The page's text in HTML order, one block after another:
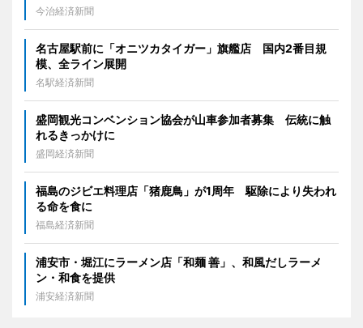
今治経済新聞
名古屋駅前に「オニツカタイガー」旗艦店 国内2番目規
模、全ライン展開
名駅経済新聞
盛岡観光コンベンション協会が山車参加者募集 伝統に触
れるきっかけに
盛岡経済新聞
福島のジビエ料理店「猪鹿鳥」が1周年 駆除により失われ
る命を食に
福島経済新聞
浦安市・堀江にラーメン店「和麺 善」、和風だしラーメ
ン・和食を提供
浦安経済新聞